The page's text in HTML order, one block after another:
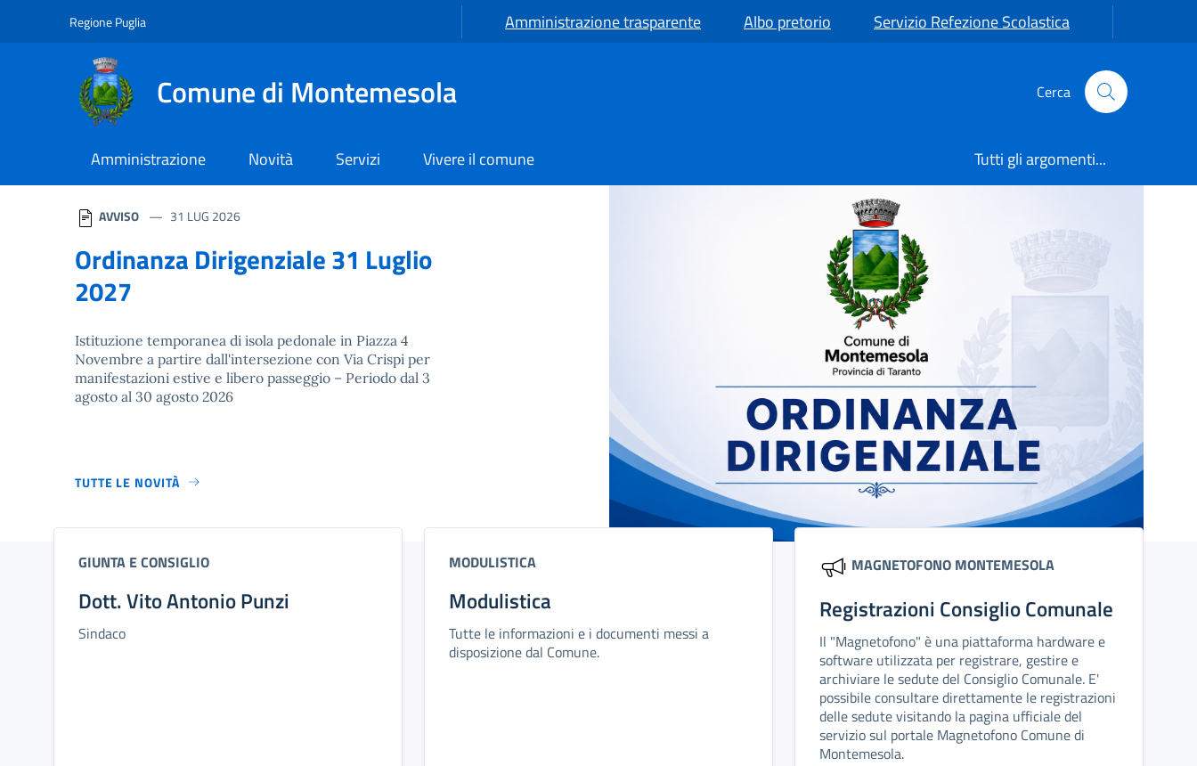
Navigazione
Salta al contenuto
Regione Puglia Amministrazione trasparente Albo pretorio Servizio Refezione Scolastica
Comune di Montemesola Cerca
Amministrazione Novità Servizi Vivere il comune Tutti gli argomenti...
Homepage
AVVISO 31 LUG 2026
Ordinanza Dirigenziale 31 Luglio
2027
Istituzione temporanea di isola pedonale in Piazza 4
Novembre a partire dall'intersezione con Via Crispi per
manifestazioni estive e libero passeggio – Periodo dal 3
agosto al 30 agosto 2026
TUTTE LE NOVITÀ
GIUNTA E CONSIGLIO
Dott. Vito Antonio Punzi
Sindaco
MODULISTICA
Modulistica
Tutte le informazioni e i documenti messi a
disposizione dal Comune.
MAGNETOFONO MONTEMESOLA
Registrazioni Consiglio Comunale
Il "Magnetofono" è una piattaforma hardware e
software utilizzata per registrare, gestire e
archiviare le sedute del Consiglio Comunale. E'
possibile consultare direttamente le registrazioni
delle sedute visitando la pagina ufficiale del
servizio sul portale Magnetofono Comune di
Montemesola.